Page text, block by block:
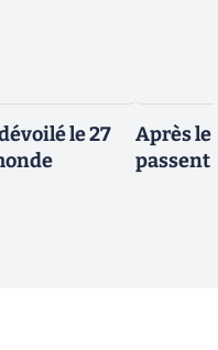
le 27
Après le
passent